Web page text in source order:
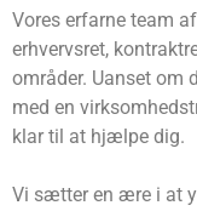
Vores erfarne team
erhvervsret,
områder. Uanset om
med en
klar til at hjælpe dig.
Vi sætter en ære i at